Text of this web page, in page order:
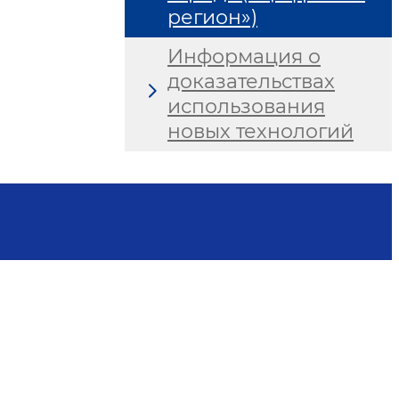
регион»)
Информация о
доказательствах
использования
новых технологий